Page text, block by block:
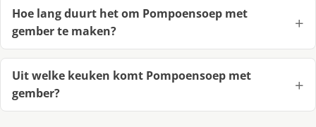
Hoe lang duurt het om Pompoensoep met
gember te maken?
Uit welke keuken komt Pompoensoep met
gember?